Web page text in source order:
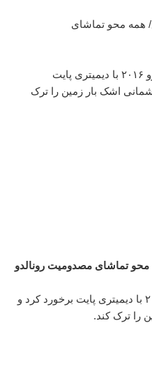
همه محو تماشای
رونالدو در دیدار با فرانسه در یورو ۲۰۱۶ با دیمیتری پایت
اشک‌ بار زمین را ترک
محو تماشای مصدومیت رونالدو
رونالدو در دیدار با فرانسه در یورو ۲۰۱۶ با دیمیتری پایت برخورد کرد و
را ترک کند.